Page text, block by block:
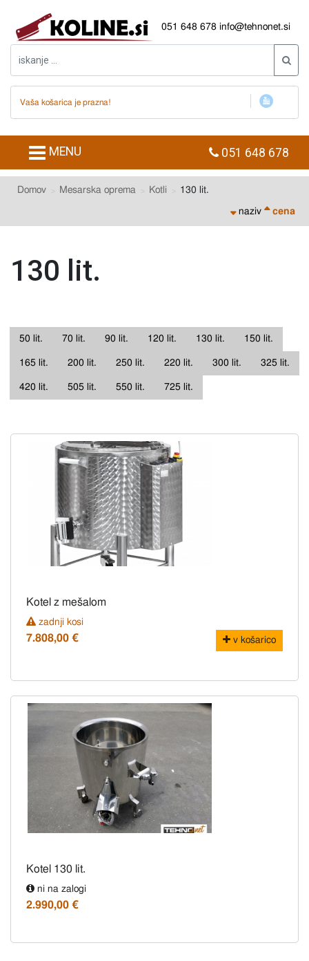
051 648 678 info@tehnonet.si
Vaša košarica je prazna!
MENU 051 648 678
Domov Mesarska oprema Kotli 130 lit.
naziv cena
130 lit.
50 lit. 70 lit. 90 lit. 120 lit. 130 lit. 150 lit.
165 lit. 200 lit. 250 lit. 220 lit. 300 lit. 325 lit.
420 lit. 505 lit. 550 lit. 725 lit.
Kotel z mešalom
zadnji kosi
7.808,00 € v košarico
Kotel 130 lit.
ni na zalogi
2.990,00 €